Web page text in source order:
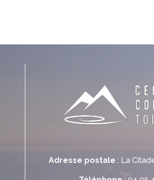
Adresse postale : La